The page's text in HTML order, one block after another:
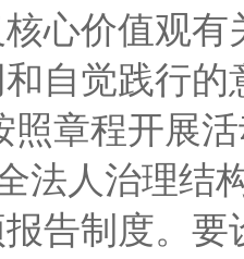
心价值观
自觉践行
照章程开展
人治理结构
告制度。